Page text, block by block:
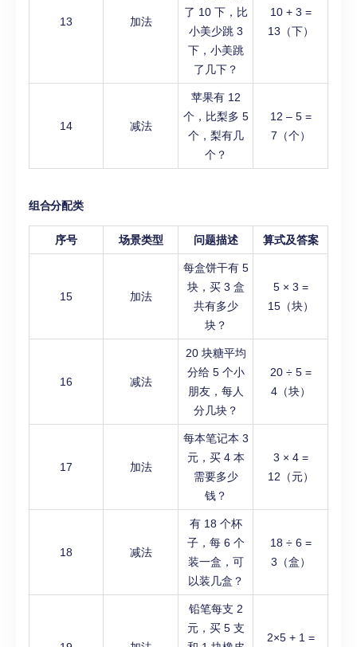
13 加法
了 10 下，比
小美少跳 3
下，小美跳
了几下？
10 + 3 =
13（下）
14 减法
苹果有 12
个，比梨多 5
个，梨有几
个？
12 – 5 =
7（个）
组合分配类
序号 场景类型 问题描述 算式及答案
15 加法
每盒饼干有 5
块，买 3 盒
共有多少
块？
5 × 3 =
15（块）
16 减法
20 块糖平均
分给 5 个小
朋友，每人
分几块？
20 ÷ 5 =
4（块）
17 加法
每本笔记本 3
元，买 4 本
需要多少
钱？
3 × 4 =
12（元）
18 减法
有 18 个杯
子，每 6 个
装一盒，可
以装几盒？
18 ÷ 6 =
3（盒）
铅笔每支 2
元，买 5 支
2×5 + 1 =